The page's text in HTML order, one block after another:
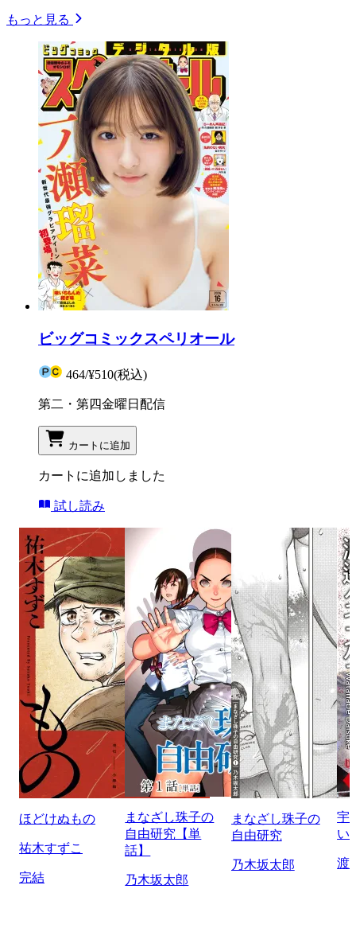
もっと見る
ビッグコミックスペリオール
464/¥510(税込)
第二・第四金曜日配信
カートに追加
カートに追加しました
試し読み
ほどけぬもの
祐木すずこ
完結
まなざし珠子の
自由研究【単
話】
乃木坂太郎
まなざし珠子の
自由研究
乃木坂太郎
宇
い
渡